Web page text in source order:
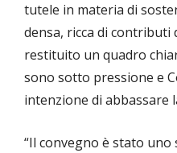
tutele in materia di
densa, ricca di contributi
restituito un quadro
sono sotto pressione e
intenzione di abbassare
“Il convegno è stato uno